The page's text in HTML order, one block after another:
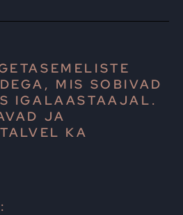
MIS SOBIVAD
IGALAASTAAJAL.
JA
KA